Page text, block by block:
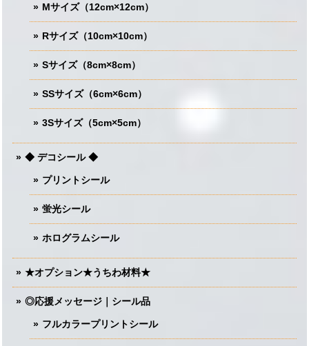
Mサイズ（12cm×12cm）
Rサイズ（10cm×10cm）
Sサイズ（8cm×8cm）
SSサイズ（6cm×6cm）
3Sサイズ（5cm×5cm）
◆ デコシール ◆
プリントシール
蛍光シール
ホログラムシール
★オプション★うちわ材料★
◎応援メッセージ｜シール品
フルカラープリントシール